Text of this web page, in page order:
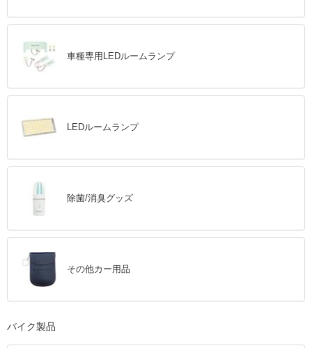
車種専用LEDルームランプ
LEDルームランプ
除菌/消臭グッズ
その他カー用品
バイク製品